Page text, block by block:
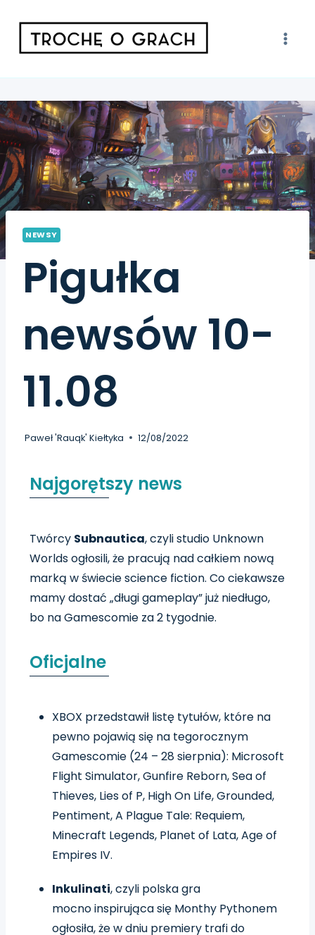
NEWSY
Pigułka
newsów 10-
11.08
Paweł 'Rauqk' Kiełtyka 12/08/2022
Najgorętszy news
Twórcy Subnautica, czyli studio Unknown
Worlds ogłosili, że pracują nad całkiem nową
marką w świecie science fiction. Co ciekawsze
mamy dostać „długi gameplay”już niedługo,
bo na Gamescomie za 2 tygodnie.
Oficjalne
XBOX przedstawił listę tytułów, które na
pewno pojawią się na tegorocznym
Gamescomie (24 – 28 sierpnia): Microsoft
Flight Simulator, Gunfire Reborn, Sea of
Thieves, Lies of P, High On Life, Grounded,
Pentiment, A Plague Tale: Requiem,
Minecraft Legends, Planet of Lata, Age of
Empires IV.
Inkulinati, czyli polska gra
mocno inspirująca się Monthy Pythonem
ogłosiła, że w dniu premiery trafi do